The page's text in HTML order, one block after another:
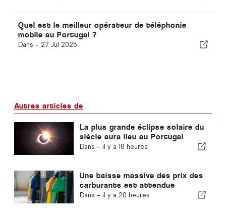
Quel est le meilleur opérateur de téléphonie
mobile au Portugal ?
Dans - 27 Jul 2025
Autres articles de
La plus grande éclipse solaire du
siècle aura lieu au Portugal
Dans - il y a 18 heures
Une baisse massive des prix des
carburants est attendue
Dans - il y a 20 heures